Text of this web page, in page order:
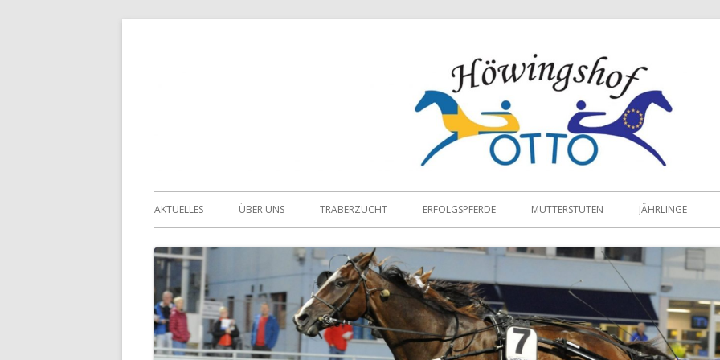
Primäres
Menü
AKTUELLES ÜBER UNS TRABERZUCHT ERFOLGSPFERDE MUTTERSTUTEN JÄHRLINGE